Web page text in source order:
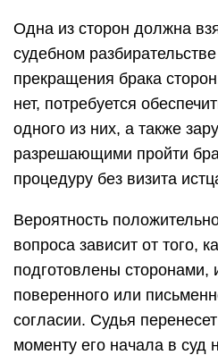
Одна из сторон должна
судебном
прекращения брака
нет, потребуется
одного из них, а также
разрешающими пройти
процедуру без визита
Вероятность
вопроса зависит от того,
подготовлены сторонами,
поверенного или
согласии. Судья
моменту его начала в суд